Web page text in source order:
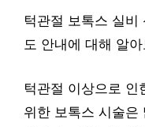
턱관절 보톡스 실
도 안내에 대해 알
턱관절 이상으로 인
위한 보톡스 시술은